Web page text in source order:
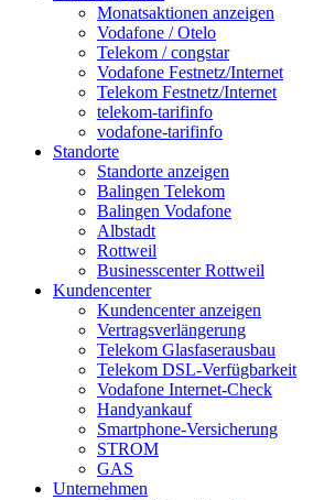
Monatsaktionen anzeigen
Vodafone / Otelo
Telekom / congstar
Vodafone Festnetz/Internet
Telekom Festnetz/Internet
telekom-tarifinfo
vodafone-tarifinfo
Standorte
Standorte anzeigen
Balingen Telekom
Balingen Vodafone
Albstadt
Rottweil
Businesscenter Rottweil
Kundencenter
Kundencenter anzeigen
Vertragsverlängerung
Telekom Glasfaserausbau
Telekom DSL-Verfügbarkeit
Vodafone Internet-Check
Handyankauf
Smartphone-Versicherung
STROM
GAS
Unternehmen